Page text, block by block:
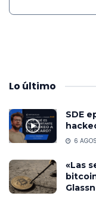
Lo último
SDE
6
«Las